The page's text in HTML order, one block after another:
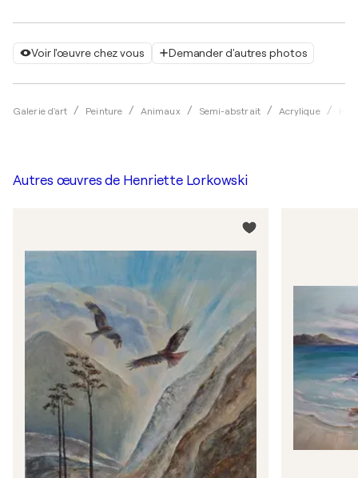
Voir l'œuvre chez vous Demander d'autres photos
Galerie d'art Peinture Animaux Semi-abstrait Acrylique
Autres œuvres de Henriette Lorkowski